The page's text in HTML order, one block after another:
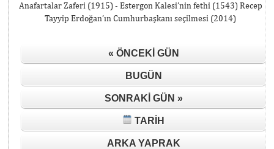
Anafartalar Zaferi (1915) - Estergon Kalesi’nin fethi (1543) Recep
Tayyip Erdoğan’ın Cumhurbaşkanı seçilmesi (2014)
« ÖNCEKI GÜN
BUGÜN
SONRAKI GÜN »
TARIH
ARKA YAPRAK